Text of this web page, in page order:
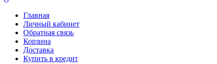
Главная
Личный кабинет
Обратная связь
Корзина
Доставка
Купить в кредит